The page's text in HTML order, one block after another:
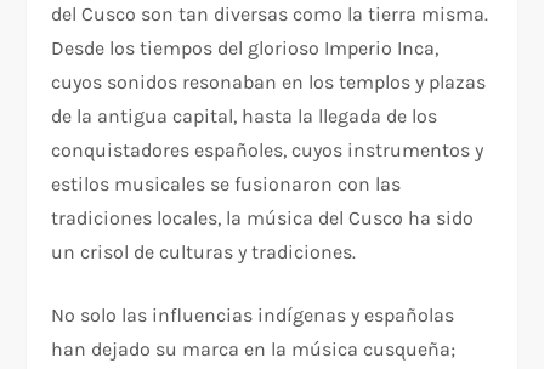
del Cusco son tan diversas como la tierra misma.
Desde los tiempos del glorioso Imperio Inca,
cuyos sonidos resonaban en los templos y plazas
de la antigua capital, hasta la llegada de los
conquistadores españoles, cuyos instrumentos y
estilos musicales se fusionaron con las
tradiciones locales, la música del Cusco ha sido
un crisol de culturas y tradiciones.
No solo las influencias indígenas y españolas
han dejado su marca en la música cusqueña;